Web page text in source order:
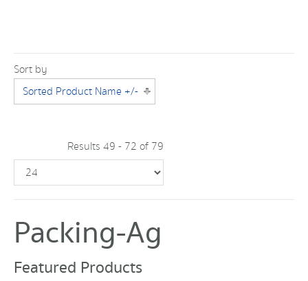
Sort by
Sorted Product Name +/-
Results 49 - 72 of 79
Packing-Ag
Featured Products